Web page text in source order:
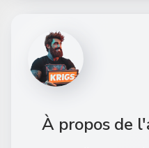
À propos de